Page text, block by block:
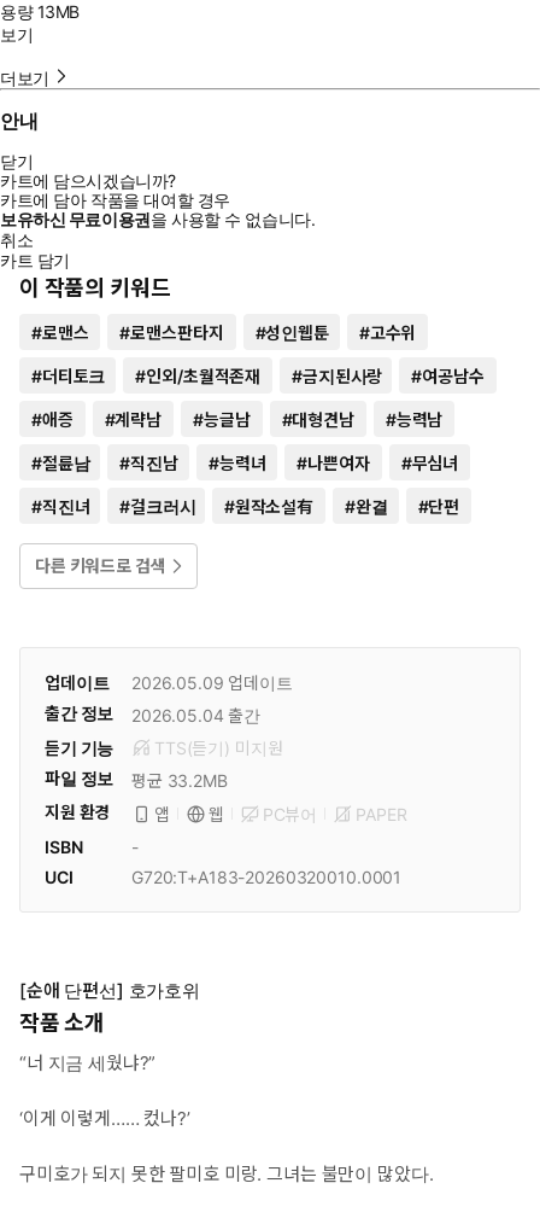
용량13MB
보기
더보기
안내
닫기
카트에 담으시겠습니까?
카트에 담아 작품을 대여할 경우
보유하신 무료이용권을 사용할 수 없습니다.
취소
카트 담기
이 작품의 키워드
#로맨스 #로맨스판타지 #성인웹툰 #고수위
#더티토크 #인외/초월적존재 #금지된사랑 #여공남수
#애증 #계략남 #능글남 #대형견남 #능력남
#절륜남 #직진남 #능력녀 #나쁜여자 #무심녀
#직진녀 #걸크러시 #원작소설有 #완결 #단편
다른 키워드로 검색
업데이트 2026.05.09 업데이트
출간 정보
2026.05.04 출간
듣기 기능
TTS(듣기) 미 지원
파일 정보
평균 33.2MB
지원 환경
앱 웹 PC뷰어
PAPER
ISBN
-
UCI
G720:T+A183-20260320010.0001
[순애 단편선] 호가호위
작품 소개
“너 지금 세웠냐?”
‘이게 이렇게…… 컸나?’
구미호가 되지 못한 팔미호 미랑. 그녀는 불만이 많았다.